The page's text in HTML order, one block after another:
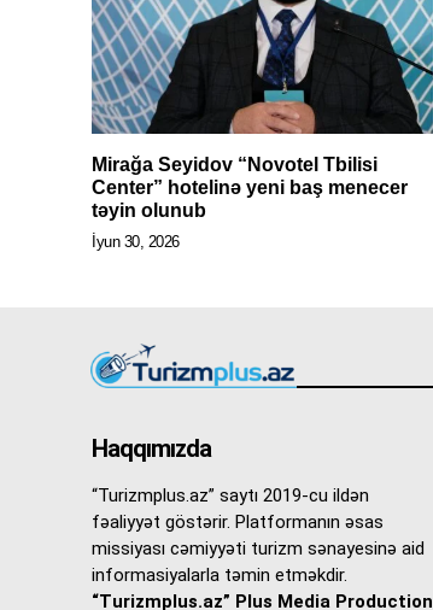
Mirağa Seyidov “Novotel Tbilisi
Center” hotelinə yeni baş menecer
təyin olunub
İyun 30, 2026
Haqqımızda
“Turizmplus.az” saytı 2019-cu ildən
fəaliyyət göstərir. Platformanın əsas
missiyası cəmiyyəti turizm sənayesinə aid
informasiyalarla təmin etməkdir.
“Turizmplus.az” Plus Media Production